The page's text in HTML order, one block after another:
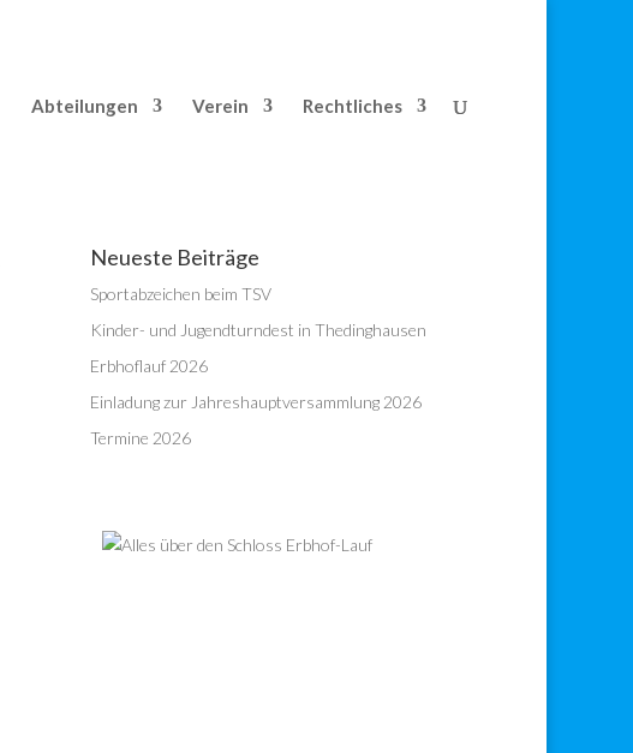
Abteilungen Verein Rechtliches
Neueste Beiträge
Sportabzeichen beim TSV
Kinder- und Jugendturndest in Thedinghausen
Erbhoflauf 2026
Einladung zur Jahreshauptversammlung 2026
Termine 2026